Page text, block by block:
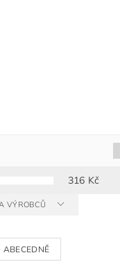
316 Kč
VÝROBCŮ
ABECEDNĚ